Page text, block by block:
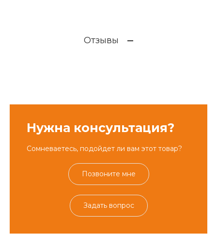
Отзывы
Нужна консультация?
Сомневаетесь, подойдет ли вам этот товар?
Позвоните мне
Задать вопрос